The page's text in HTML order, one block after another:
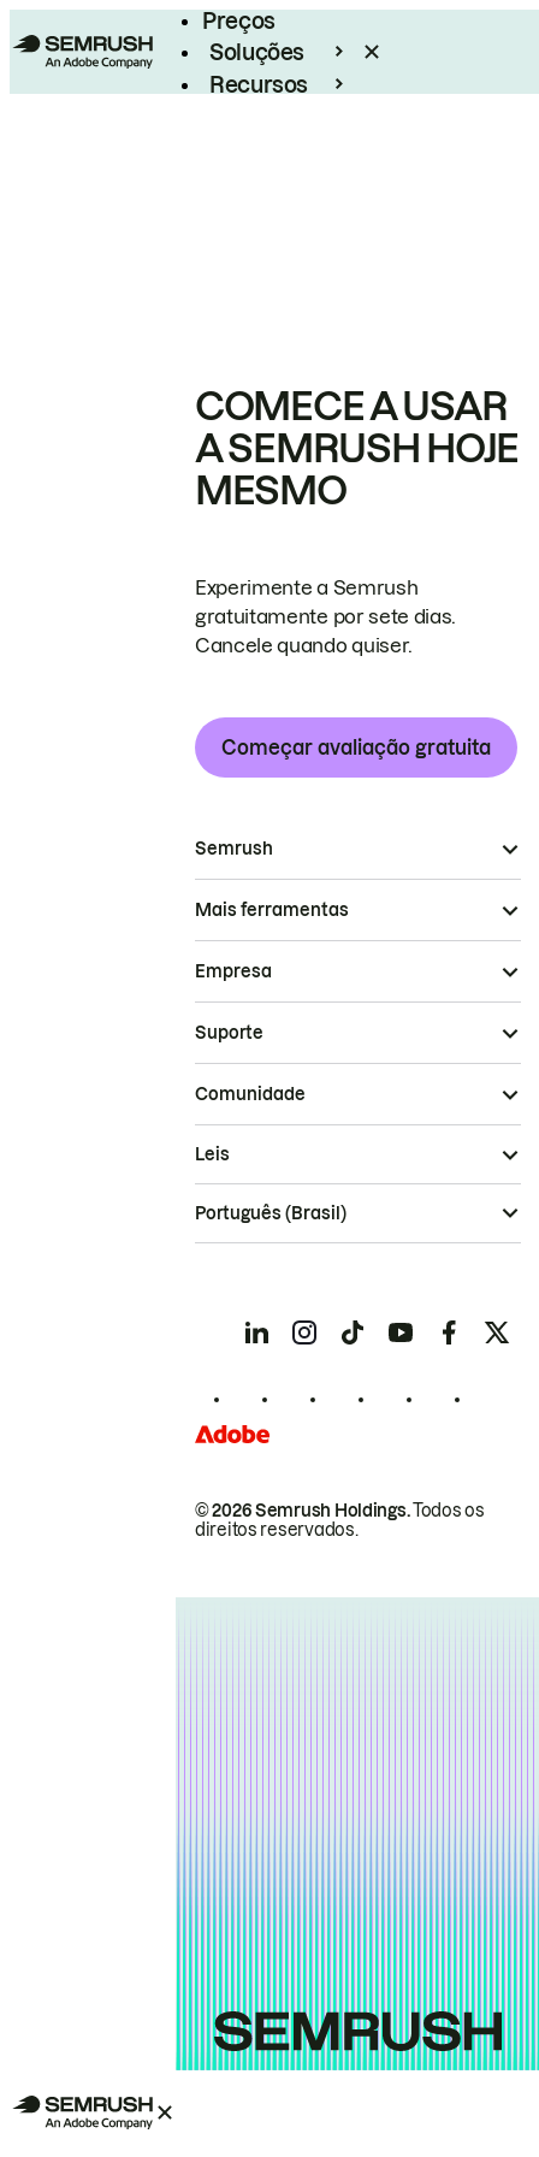
Preços
Soluções
Recursos
COMECE A USAR
A SEMRUSH HOJE
MESMO
Experimente a Semrush
gratuitamente por sete dias.
Cancele quando quiser.
Começar avaliação gratuita
Semrush
Mais ferramentas
Empresa
Suporte
Comunidade
© 2026 Semrush Holdings.Todos os
direitos reservados.
Leis
Português (Brasil)